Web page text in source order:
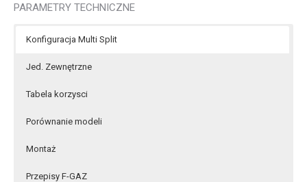
PARAMETRY TECHNICZNE
Konfiguracja Multi Split
Jed. Zewnętrzne
Tabela korzysci
Porównanie modeli
Montaż
Przepisy F-GAZ